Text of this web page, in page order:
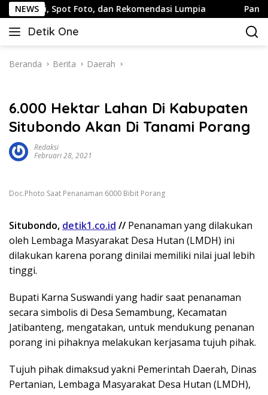
Langsung
ke
konten
NEWSSpot Foto, dan Rekomendasi Lumpia Panduan
Detik One
Tajam
Fakta
Beranda Berita Daerah
6.000 Hektar Lahan Di Kabupaten
Situbondo Akan Di Tanami Porang
Redaksi
Februari 28, 2021
Doc.Photo Saat Penanaman 6000 Bibit Porang
Situbondo, detik1.co.id // Penanaman yang dilakukan
oleh Lembaga Masyarakat Desa Hutan (LMDH) ini
dilakukan karena porang dinilai memiliki nilai jual lebih
tinggi.
Bupati Karna Suswandi yang hadir saat penanaman
secara simbolis di Desa Semambung, Kecamatan
Jatibanteng, mengatakan, untuk mendukung penanan
porang ini pihaknya melakukan kerjasama tujuh pihak.
Tujuh pihak dimaksud yakni Pemerintah Daerah, Dinas
Pertanian, Lembaga Masyarakat Desa Hutan (LMDH),